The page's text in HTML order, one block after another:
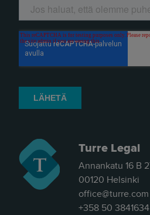
Turre Legal
Annankatu 16 B
00120 Helsinki
office@turre.com
+358 50 3841634